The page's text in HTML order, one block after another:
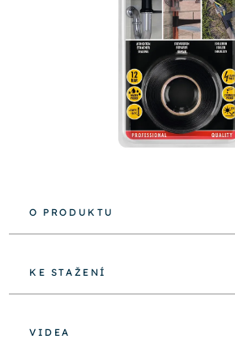
O PRODUKTU
KE STAŽENÍ
VIDEA